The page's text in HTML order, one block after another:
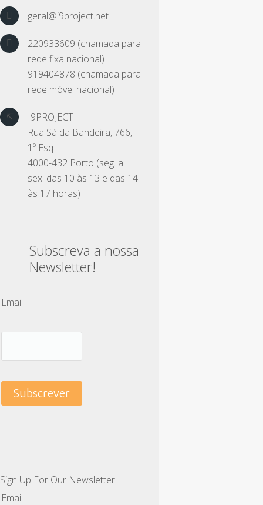
geral@i9project.net
220933609 (chamada para
rede fixa nacional)
919404878 (chamada para
rede móvel nacional)
I9PROJECT
Rua Sá da Bandeira, 766,
1º Esq
4000-432 Porto (seg. a
sex. das 10 às 13 e das 14
às 17 horas)
Subscreva a nossa
Newsletter!
Email
Sign Up For Our Newsletter
Email